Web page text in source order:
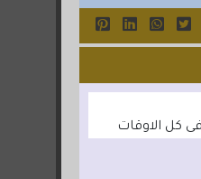
كل الاوقات